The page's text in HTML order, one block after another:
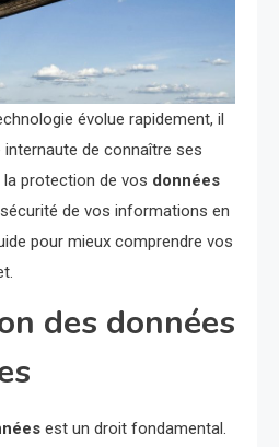
évolue rapidement, il
de connaître ses
la protection de vos données
de vos informations en
pour mieux comprendre vos
des données
est un droit fondamental.